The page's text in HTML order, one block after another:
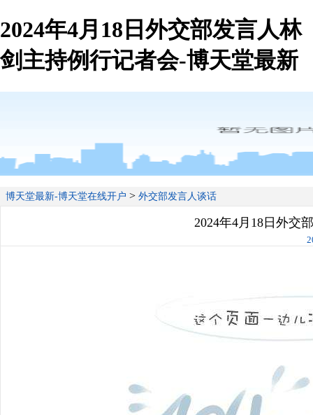
2024年4月18日外交部发言人林
剑主持例行记者会-博天堂最新
博天堂最新-博天堂在线开户 > 外交部发言人谈话
2024年4月18日外交